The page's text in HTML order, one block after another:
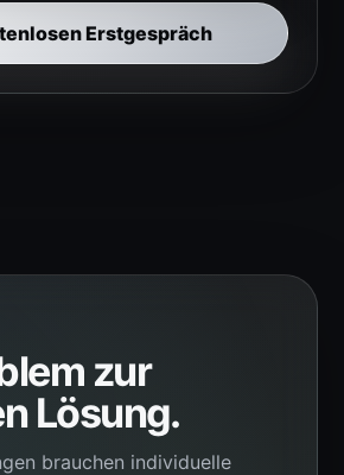
Erstgespräch
zur
Lösung.
brauchen individuelle